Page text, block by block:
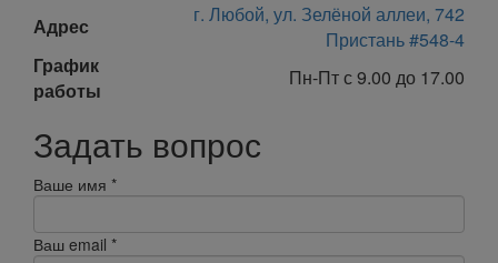
Адрес
г. Любой, ул. Зелёной аллеи, 742
Пристань #548-4
График
работы
Пн-Пт с 9.00 до 17.00
Задать вопрос
Ваше имя *
Ваш email *